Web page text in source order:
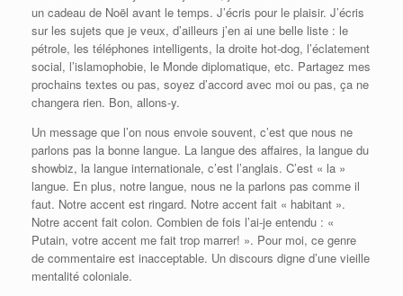
un cadeau de Noël avant le temps. J’écris pour le plaisir. J’écris
sur les sujets que je veux, d’ailleurs j’en ai une belle liste : le
pétrole, les téléphones intelligents, la droite hot-dog, l’éclatement
social, l’islamophobie, le Monde diplomatique, etc. Partagez mes
prochains textes ou pas, soyez d’accord avec moi ou pas, ça ne
changera rien. Bon, allons-y.
Un message que l’on nous envoie souvent, c’est que nous ne
parlons pas la bonne langue. La langue des affaires, la langue du
showbiz, la langue internationale, c’est l’anglais. C’est « la »
langue. En plus, notre langue, nous ne la parlons pas comme il
faut. Notre accent est ringard. Notre accent fait « habitant ».
Notre accent fait colon. Combien de fois l’ai-je entendu : «
Putain, votre accent me fait trop marrer! ». Pour moi, ce genre
de commentaire est inacceptable. Un discours digne d’une vieille
mentalité coloniale.